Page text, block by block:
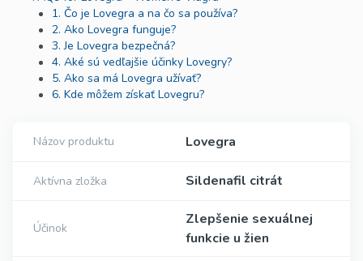
1. Čo je Lovegra a na čo sa používa?
2. Ako Lovegra funguje?
3. Je Lovegra bezpečná?
4. Aké sú vedľajšie účinky Lovegry?
5. Ako sa má Lovegra užívať?
6. Kde môžem získať Lovegru?
Názov produktu Lovegra
Aktívna zložka Sildenafil citrát
Účinok
Zlepšenie sexuálnej
funkcie u žien